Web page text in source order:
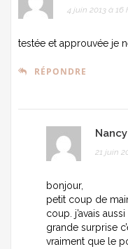
4 juin 2013 à 16
testée et approuvée je
RÉPONDRE
Nancy
21 juin
bonjour,
petit coup de
coup. j’avais
grande surprise
vraiment que le